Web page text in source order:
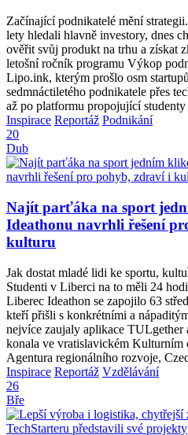
Začínající podnikatelé mění
lety hledali hlavně investory, dnes
ověřit svůj produkt na trhu a získat
letošní ročník programu Výkop
Lipo.ink, kterým prošlo osm
sedmnáctiletého podnikatele přes
až po platformu propojující
Inspirace Reportáž Podnikání
20
Dub
Najít parťáka na sport
Ideathonu navrhli řešení
kulturu
Jak dostat mladé lidi ke sportu,
Studenti v Liberci na to měli 24
Liberec Ideathon se zapojilo 63
kteří přišli s konkrétními a
nejvíce zaujaly aplikace TULgether
konala ve vratislavickém Kulturním
Agentura regionálního rozvoje,
Inspirace Reportáž Vzdělávání
26
Bře